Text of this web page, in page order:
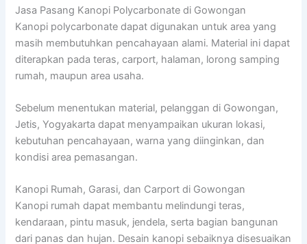
Jasa Pasang Kanopi Polycarbonate di Gowongan
Kanopi polycarbonate dapat digunakan untuk area yang
masih membutuhkan pencahayaan alami. Material ini dapat
diterapkan pada teras, carport, halaman, lorong samping
rumah, maupun area usaha.
Sebelum menentukan material, pelanggan di Gowongan,
Jetis, Yogyakarta dapat menyampaikan ukuran lokasi,
kebutuhan pencahayaan, warna yang diinginkan, dan
kondisi area pemasangan.
Kanopi Rumah, Garasi, dan Carport di Gowongan
Kanopi rumah dapat membantu melindungi teras,
kendaraan, pintu masuk, jendela, serta bagian bangunan
dari panas dan hujan. Desain kanopi sebaiknya disesuaikan